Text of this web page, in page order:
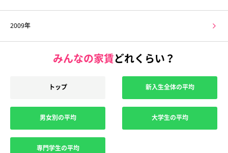
2009年
みんなの家賃どれくらい？
トップ 新入生全体の平均
男女別の平均 大学生の平均
専門学生の平均